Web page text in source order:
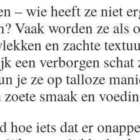
– wie heeft ze niet
Vaak worden ze als
en zachte
een verborgen
je ze op talloze
smaak en
hoe iets dat er